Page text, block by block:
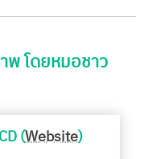
พ โดยหมอชาว
(Website)